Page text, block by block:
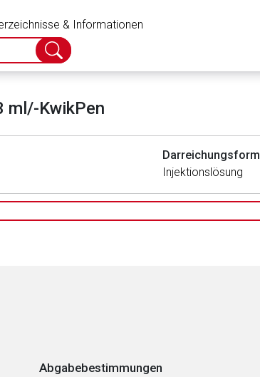
& Informationen
Suche
abschicken
ml/-KwikPen
Darreichungsform
Injektionslösung
Abgabebestimmungen